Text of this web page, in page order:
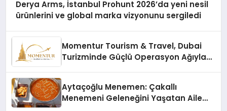
Derya Arms, İstanbul Prohunt 2026’da yeni nesil
ürünlerini ve global marka vizyonunu sergiledi
Momentur Tourism & Travel, Dubai
Turizminde Güçlü Operasyon Ağıyla
Aytaçoğlu Menemen: Çakallı
Menemeni Geleneğini Yaşatan Aile